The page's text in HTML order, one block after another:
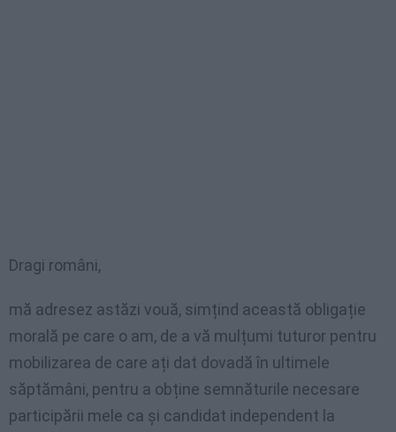
Dragi români,
mă adresez astăzi vouă, simțind această obligație
morală pe care o am, de a vă mulțumi tuturor pentru
mobilizarea de care ați dat dovadă în ultimele
săptămâni, pentru a obține semnăturile necesare
participării mele ca şi candidat independent la